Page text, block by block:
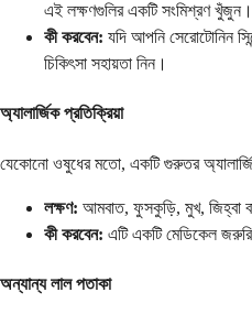
এই লক্ষণগুলির একটি সংমিশ্রণ খুঁজুন।
কী করবেন: যদি আপনি সেরোটোনিন
চিকিৎসা সহায়তা নিন।
অ্যালার্জিক প্রতিক্রিয়া
যেকোনো ওষুধের মতো, একটি গুরুতর
লক্ষণ: আমবাত, ফুসকুড়ি, মুখ, জিহ্বা
কী করবেন: এটি একটি মেডিকেল
অন্যান্য লাল পতাকা